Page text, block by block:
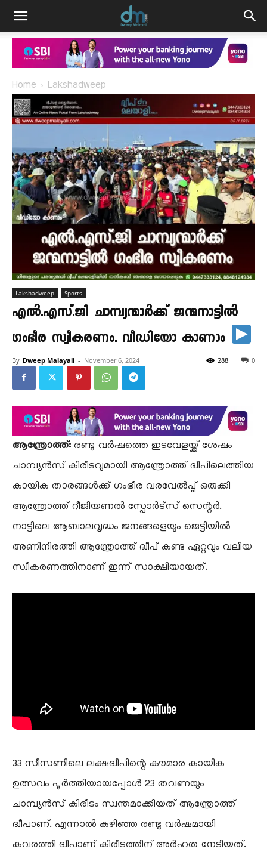
Home Lakshadweep
Lakshadweep Sports
എൽ.എസ്.ജി ചാമ്പ്യന്മാർക്ക് ജന്മനാട്ടിൽ
ഗംഭീര സ്വീകരണം. വീഡിയോ കാണാം
By Dweep Malayali - November 6, 2024 0
288
ആന്ത്രോത്ത്:രണ്ടു വർഷത്തെ ഇടവേളയ്ക്ക് ശേഷം
ചാമ്പ്യൻസ് കിരീടവുമായി ആന്ത്രോത്ത് ദ്വീപിലെത്തിയ
കായിക താരങ്ങൾക്ക് ഗംഭീര വരവേൽപ്പ് ഒരുക്കി
ആന്ത്രോത്ത് റീജിയണൽ സ്പോർട്സ് സെന്റർ.
നാട്ടിലെ ആബാലവൃദ്ധം ജനങ്ങളെയും ജെട്ടിയിൽ
അണിനിരത്തി ആന്ത്രോത്ത് ദ്വീപ് കണ്ട ഏറ്റവും വലിയ
സ്വീകരണത്തിനാണ് ഇന്ന് സാക്ഷിയായത്.
33 സീസണിലെ ലക്ഷദ്വീപിന്റെ കൗമാര കായിക
ഉത്സവം പൂർത്തിയായപ്പോൾ 23 തവണയും
ചാമ്പ്യൻസ് കിരീടം സ്വന്തമാക്കിയത് ആന്ത്രോത്ത്
ദ്വീപാണ്. എന്നാൽ കഴിഞ്ഞ രണ്ടു വർഷമായി
കവരത്തി ദ്വീപാണ് കിരീടത്തിന് അർഹത നേടിയത്.